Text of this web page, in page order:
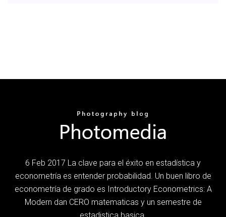
6 Feb 2017 La clave para el éxito en estadística y
econometría es entender probabilidad. Un buen libro de
econometría de grado es Introductory Econometrics: A
Modern dan CERO matematicas y un semestre de